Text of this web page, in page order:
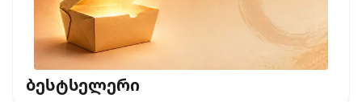
ბესტსელერი